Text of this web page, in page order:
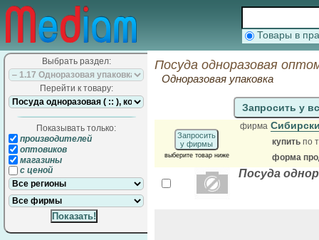
Товары в
Выбрать раздел:
Перейти к товару:
Показывать только:
производителей
оптовиков
магазины
с ценой
Посуда одноразовая
Одноразовая упаковка
Запросить у
Запросить
у фирмы
выберите товар ниже
фирма
купить по
форма
Посуда